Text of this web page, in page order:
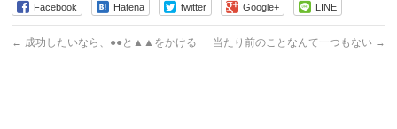
Facebook Hatena twitter Google+ LINE
← 成功したいなら、●●と▲▲をかける 当たり前のことなんて一つもない →